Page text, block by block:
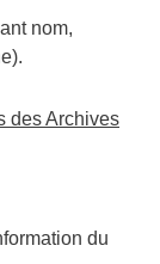
nom,
des Archives
du